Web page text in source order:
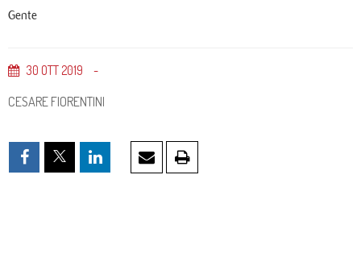
Gente
30 OTT 2019
CESARE FIORENTINI